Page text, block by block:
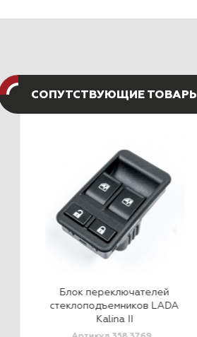
СОПУТСТВУЮЩИЕ ТОВАРЫ
Блок переключателей
стеклоподъемников LADA
Kalina II